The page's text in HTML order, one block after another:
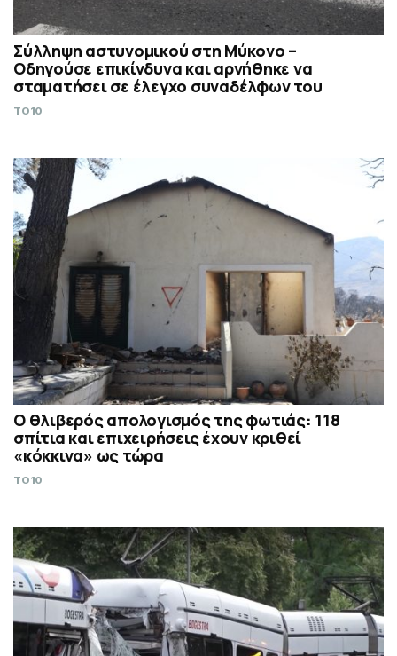
Σύλληψη αστυνομικού στη Μύκονο –
Οδηγούσε επικίνδυνα και αρνήθηκε να
σταματήσει σε έλεγχο συναδέλφων του
TO10
Ο θλιβερός απολογισμός της φωτιάς: 118
σπίτια και επιχειρήσεις έχουν κριθεί
«κόκκινα» ως τώρα
TO10